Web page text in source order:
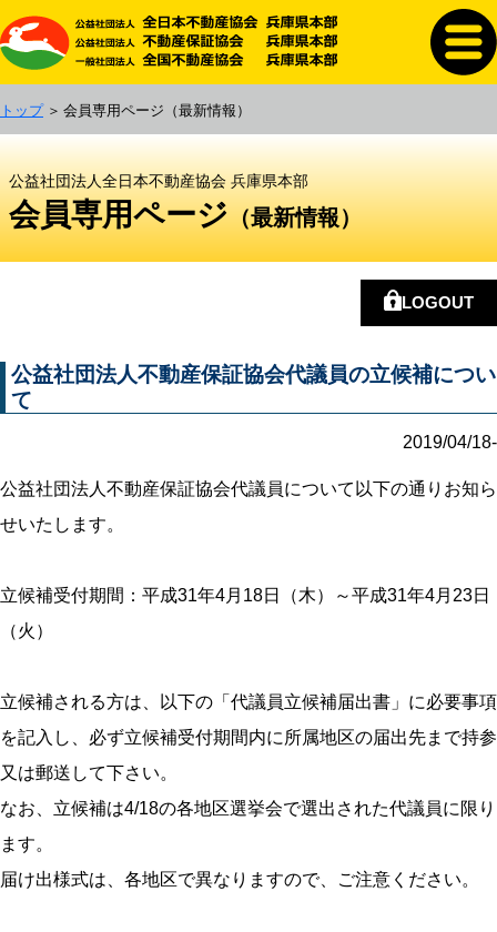
トップ 会員専用ページ （最新情報）
公益社団法人全日本不動産協会 兵庫県本部
会員専用ページ （最新情報）
LOGOUT
公益社団法人不動産保証協会代議員の立候補につい
て
2019/04/18-
公益社団法人不動産保証協会代議員について以下の通りお知ら
せいたします。
立候補受付期間：平成31年4月18日（木）～平成31年4月23日
（火）
立候補される方は、以下の「代議員立候補届出書」に必要事項
を記入し、必ず立候補受付期間内に所属地区の届出先まで持参
又は郵送して下さい。
なお、立候補は4/18の各地区選挙会で選出された代議員に限り
ます。
届け出様式は、各地区で異なりますので、ご注意ください。